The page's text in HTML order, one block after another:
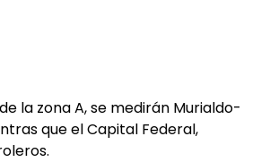
la zona A, se medirán Murialdo-
que el Capital Federal,